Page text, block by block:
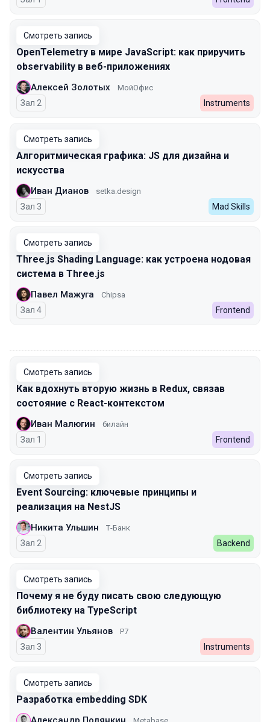
Смотреть запись
OpenTelemetry в мире JavaScript: как приручить
observability в веб-приложениях
Алексей Золотых МойОфис
Зал 2 Instruments
Смотреть запись
Алгоритмическая графика: JS для дизайна и
искусства
Иван Дианов setka.design
Зал 3 Mad Skills
Смотреть запись
Three.js Shading Language: как устроена нодовая
система в Three.js
Павел Мажуга Chipsa
Зал 4 Frontend
Смотреть запись
Как вдохнуть вторую жизнь в Redux, связав
состояние с React-контекстом
Иван Малюгин билайн
Зал 1 Frontend
Смотреть запись
Event Sourcing: ключевые принципы и
реализация на NestJS
Никита Ульшин Т-Банк
Зал 2 Backend
Смотреть запись
Почему я не буду писать свою следующую
библиотеку на TypeScript
Валентин Ульянов Р7
Зал 3 Instruments
Смотреть запись
Разработка embedding SDK
Metabase